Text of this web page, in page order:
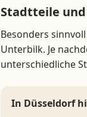
Stadtteile
Besonders
Unterbilk. Je
unterschiedliche
In Düsseldorf